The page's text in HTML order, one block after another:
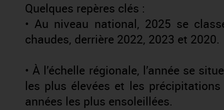
Quelques repères clés :
• Au niveau national, 2025 se
chaudes, derrière 2022, 2023 et 2020.
• À l’échelle régionale, l’année se
les plus élevées et les
années les plus ensoleillées.